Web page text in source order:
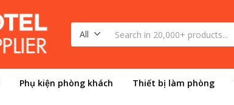
All
Phụ kiện phòng khách Thiết bị làm phòng